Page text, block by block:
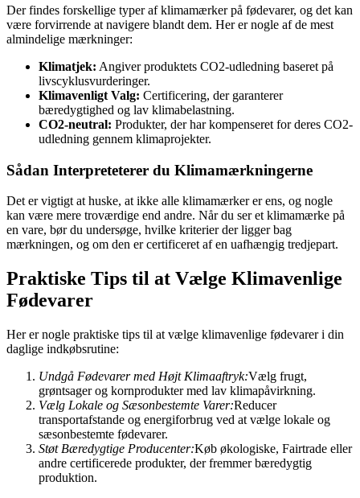
Der findes forskellige typer af klimamærker på fødevarer, og det kan
være forvirrende at navigere blandt dem. Her er nogle af de mest
almindelige mærkninger:
Klimatjek: Angiver produktets CO2-udledning baseret på
livscyklusvurderinger.
Klimavenligt Valg: Certificering, der garanterer
bæredygtighed og lav klimabelastning.
CO2-neutral: Produkter, der har kompenseret for deres CO2-
udledning gennem klimaprojekter.
Sådan Interpreteterer du Klimamærkningerne
Det er vigtigt at huske, at ikke alle klimamærker er ens, og nogle
kan være mere troværdige end andre. Når du ser et klimamærke på
en vare, bør du undersøge, hvilke kriterier der ligger bag
mærkningen, og om den er certificeret af en uafhængig tredjepart.
Praktiske Tips til at Vælge Klimavenlige
Fødevarer
Her er nogle praktiske tips til at vælge klimavenlige fødevarer i din
daglige indkøbsrutine:
Undgå Fødevarer med Højt Klimaaftryk:Vælg frugt,
grøntsager og kornprodukter med lav klimapåvirkning.
Vælg Lokale og Sæsonbestemte Varer:Reducer
transportafstande og energiforbrug ved at vælge lokale og
sæsonbestemte fødevarer.
Støt Bæredygtige Producenter:Køb økologiske, Fairtrade eller
andre certificerede produkter, der fremmer bæredygtig
produktion.